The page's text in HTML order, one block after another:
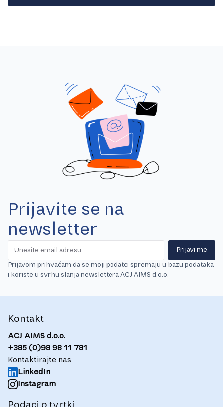
Prijavite se na
newsletter
Prijavi me
Prijavom prihvaćam da se moji podatci spremaju u bazu podataka
i koriste u svrhu slanja newslettera ACJ AIMS d.o.o.
Kontakt
ACJ AIMS d.o.o.
+385 (0)98 98 11 781
Kontaktirajte nas
LinkedIn
Instagram
Podaci o tvrtki